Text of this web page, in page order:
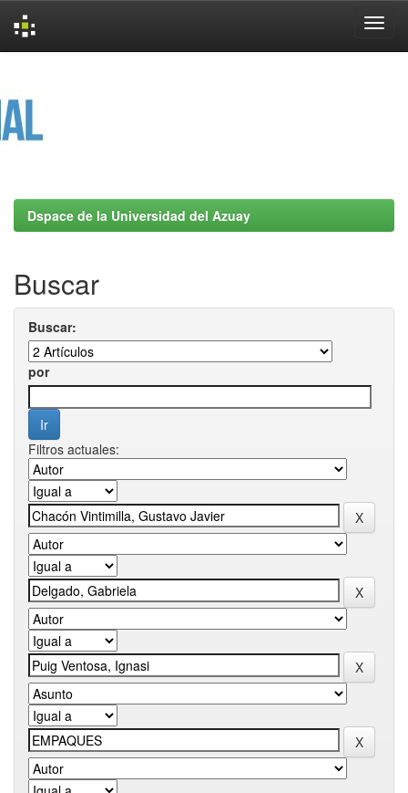
Dspace de la Universidad del Azuay
Buscar
Buscar:
por
Filtros actuales: